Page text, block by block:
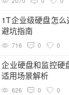
1T企业级硬盘怎
避坑指南
716 0 0
企业硬盘和监控硬
适用场景解析
626 0 0